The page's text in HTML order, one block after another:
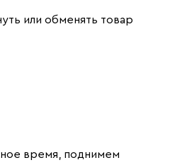
или обменять товар
время, поднимем